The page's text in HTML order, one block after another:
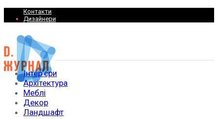
Контакти
Дизайнери
Інтер’єри
Архітектура
Меблі
Декор
Ландшафт